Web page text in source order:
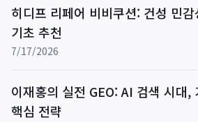
히디프 리페어 비비쿠션: 건성 민
기초 추천
7/17/2026
이재홍의 실전 GEO: AI 검색 시대,
핵심 전략